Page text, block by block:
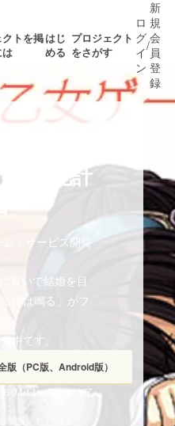
トを掲はじ
める
プロジェクト
をさがす
ット ゲーム・
書籍・雑誌
チャレンジ
化
ロ
グ
イ
ン
/
新
規
会
員
登
録
イス化計
ム・サービス開発
貢いで結婚を目
鐘は鳴る」がフ
！
中です。
（PC版、Android版）
04/14に募集を終了
閲覧いただけます。